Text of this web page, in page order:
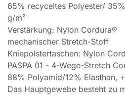
65% recyceltes Polyester/
g/m²
Verstärkung: Nylon Cordura®
mechanischer Stretch-Stoff
Kniepolstertaschen: Nylon
PASPA 01 - 4-Wege-Stretch
88% Polyamid/12% Elasthan,
Das Hauptgewebe besteht zu